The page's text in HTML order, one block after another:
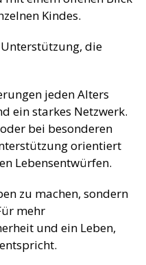
Kindes.
die
jeden Alters
ein starkes Netzwerk.
bei besonderen
orientiert
Lebensentwürfen.
zu machen, sondern
mehr
und ein Leben,